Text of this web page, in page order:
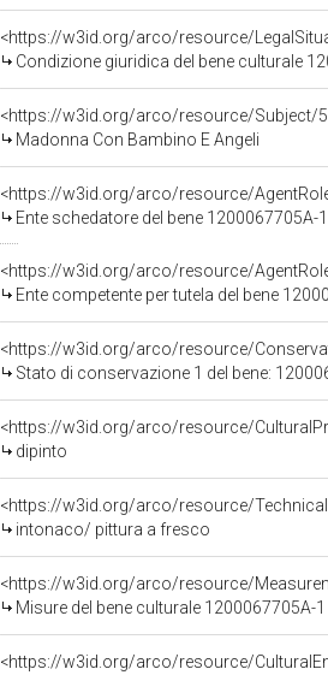
<https://w3id.org/arco/resource/
Condizione giuridica del bene culturale
<https://w3id.org/arco/resource/Subject/
Madonna Con Bambino E Angeli
<https://w3id.org/arco/resource/
Ente schedatore del bene
<https://w3id.org/arco/resource/
Ente competente per tutela del bene
<https://w3id.org/arco/resource/
Stato di conservazione 1 del bene:
<https://w3id.org/arco/resource/
dipinto
<https://w3id.org/arco/resource/
intonaco/ pittura a fresco
<https://w3id.org/arco/resource/
Misure del bene culturale 1200067705A-1
<https://w3id.org/arco/resource/